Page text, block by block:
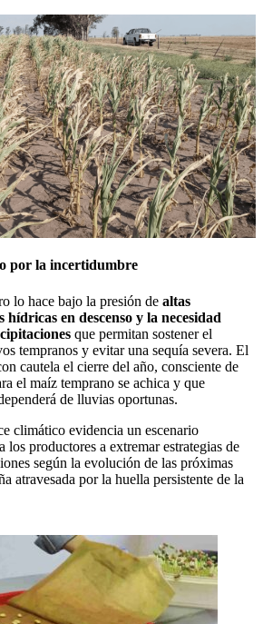
por la incertidumbre
lo hace bajo la presión de altas
en descenso y la necesidad
que permitan sostener el
tempranos y evitar una sequía severa. El
cautela el cierre del año, consciente de
el maíz temprano se achica y que
de lluvias oportunas.
climático evidencia un escenario
los productores a extremar estrategias de
según la evolución de las próximas
atravesada por la huella persistente de la